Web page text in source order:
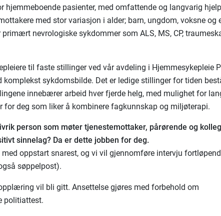
hjemmeboende pasienter, med omfattende og langvarig
med stor variasjon i alder; barn, ungdom, voksne og
primært nevrologiske sykdommer som ALS, MS, CP,
til faste stillinger ved vår avdeling i Hjemmesykepleie
komplekst sykdomsbilde. Det er ledige stillinger for tiden
innebærer arbeid hver fjerde helg, med mulighet for
for deg som liker å kombinere fagkunnskap og miljøterapi.
person som møter tjenestemottaker, pårørende og
sinnelag? Da er dette jobben for deg.
med oppstart snarest, og vi vil gjennomføre intervju
søppelpost).
vil bli gitt. Ansettelse gjøres med forbehold om
politiattest.